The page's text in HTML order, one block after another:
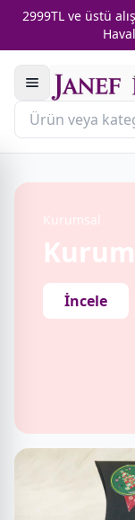
2999TL ve üstü
Kurumsal
İncele